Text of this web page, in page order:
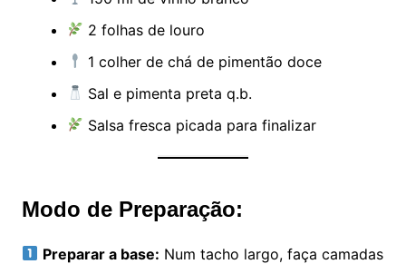
2 folhas de louro
1 colher de chá de pimentão doce
Sal e pimenta preta q.b.
Salsa fresca picada para finalizar
Modo de Preparação:
Preparar a base: Num tacho largo, faça camadas